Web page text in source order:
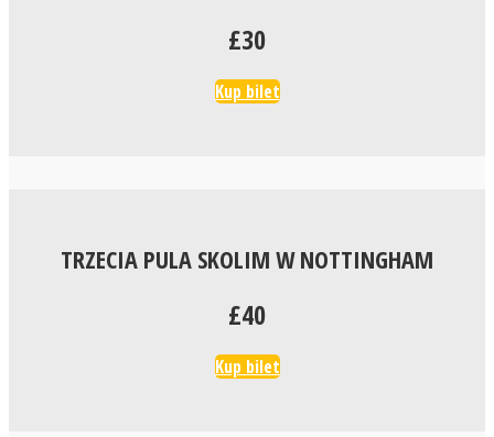
£30
Kup bilet
TRZECIA PULA SKOLIM W NOTTINGHAM
£40
Kup bilet